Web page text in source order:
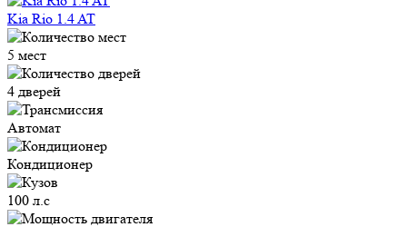
Kia Rio 1.4 AT
5 мест
4 дверей
Автомат
Кондиционер
100 л.с